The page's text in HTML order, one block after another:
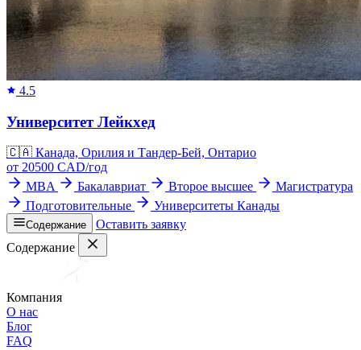
4.5
Университет Лейкхед
🇨🇦 Канада, Орилия и Тандер-Бей, Онтарио
от 20500 CAD/год
MBA
Бакалавриат Второе высшее
Магистратура
Подготовительные
Университеты Канады
Содержание
Оставить заявку
Содержание
Компания
О нас
Блог
FAQ